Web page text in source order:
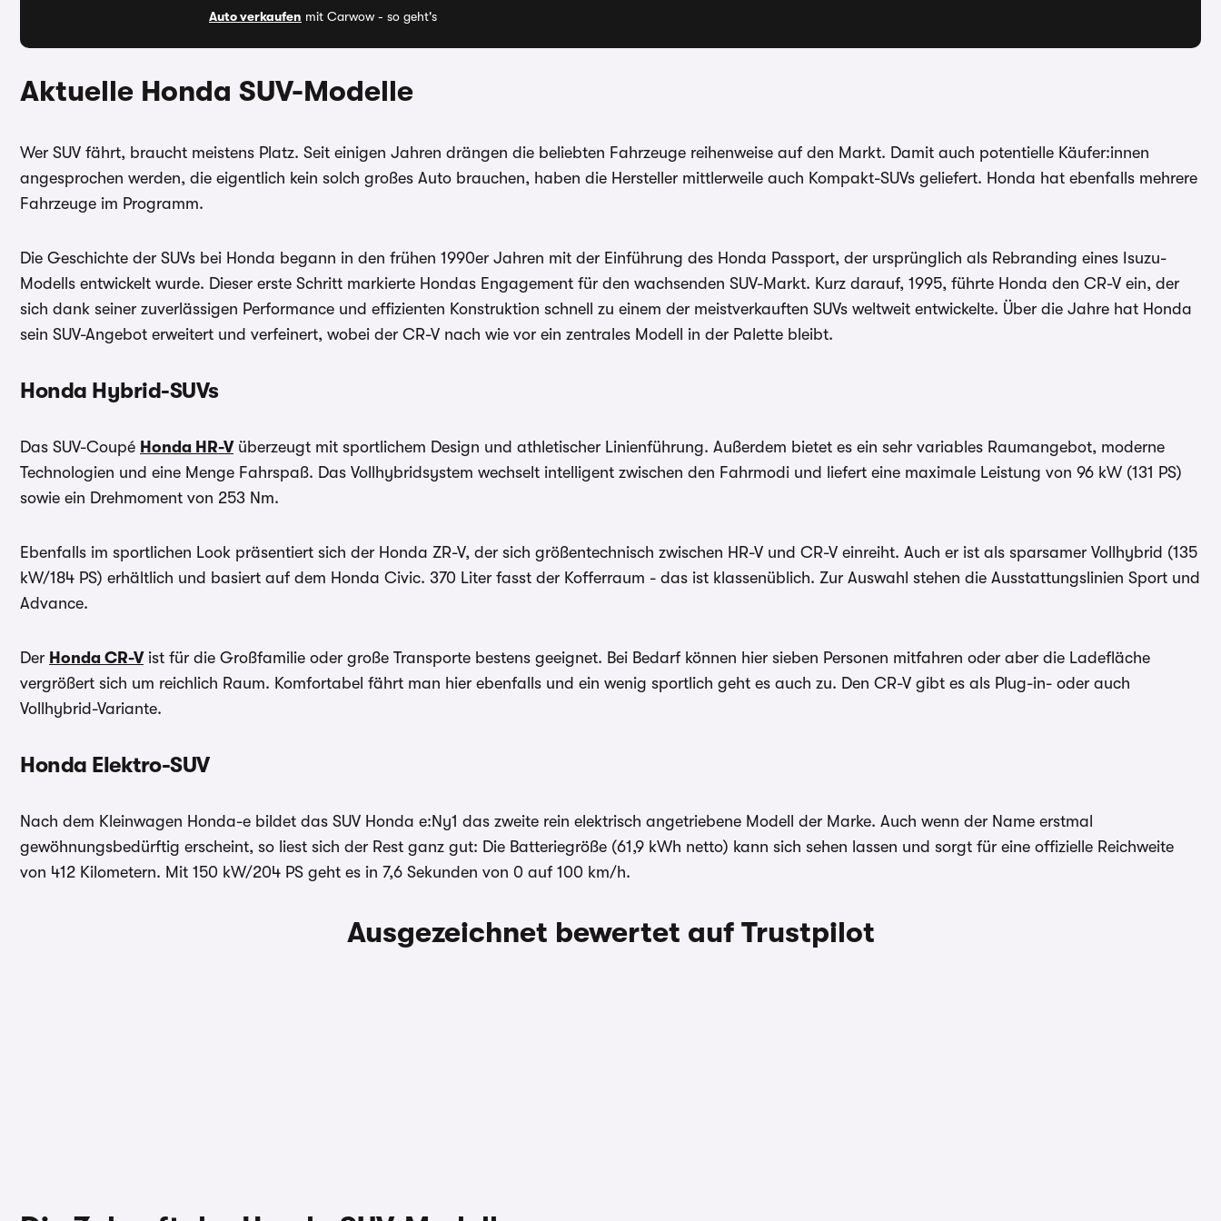
Auto verkaufen mit Carwow - so geht's
Aktuelle Honda SUV-Modelle
Wer SUV fährt, braucht meistens Platz. Seit einigen Jahren drängen die beliebten Fahrzeuge reihenweise auf den Markt. Damit auch potentielle Käufer:innen
angesprochen werden, die eigentlich kein solch großes Auto brauchen, haben die Hersteller mittlerweile auch Kompakt-SUVs geliefert. Honda hat ebenfalls mehrere
Fahrzeuge im Programm.
Die Geschichte der SUVs bei Honda begann in den frühen 1990er Jahren mit der Einführung des Honda Passport, der ursprünglich als Rebranding eines Isuzu-
Modells entwickelt wurde. Dieser erste Schritt markierte Hondas Engagement für den wachsenden SUV-Markt. Kurz darauf, 1995, führte Honda den CR-V ein, der
sich dank seiner zuverlässigen Performance und effizienten Konstruktion schnell zu einem der meistverkauften SUVs weltweit entwickelte. Über die Jahre hat Honda
sein SUV-Angebot erweitert und verfeinert, wobei der CR-V nach wie vor ein zentrales Modell in der Palette bleibt.
Honda Hybrid-SUVs
Das SUV-Coupé Honda HR-Vüberzeugt mit sportlichem Design und athletischer Linienführung. Außerdem bietet es ein sehr variables Raumangebot, moderne
Technologien und eine Menge Fahrspaß. Das Vollhybridsystem wechselt intelligent zwischen den Fahrmodi und liefert eine maximale Leistung von 96 kW (131 PS)
sowie ein Drehmoment von 253 Nm.
Ebenfalls im sportlichen Look präsentiert sich der Honda ZR-V, der sich größentechnisch zwischen HR-V und CR-V einreiht. Auch er ist als sparsamer Vollhybrid (135
kW/184 PS) erhältlich und basiert auf dem Honda Civic. 370 Liter fasst der Kofferraum - das ist klassenüblich. Zur Auswahl stehen die Ausstattungslinien Sport und
Advance.
Der Honda CR-Vist für die Großfamilie oder große Transporte bestens geeignet. Bei Bedarf können hier sieben Personen mitfahren oder aber die Ladefläche
vergrößert sich um reichlich Raum. Komfortabel fährt man hier ebenfalls und ein wenig sportlich geht es auch zu. Den CR-V gibt es als Plug-in- oder auch
Vollhybrid-Variante.
Honda Elektro-SUV
Nach dem Kleinwagen Honda-e bildet das SUV Honda e:Ny1 das zweite rein elektrisch angetriebene Modell der Marke. Auch wenn der Name erstmal
gewöhnungsbedürftig erscheint, so liest sich der Rest ganz gut: Die Batteriegröße (61,9 kWh netto) kann sich sehen lassen und sorgt für eine offizielle Reichweite
von 412 Kilometern. Mit 150 kW/204 PS geht es in 7,6 Sekunden von 0 auf 100 km/h.
Ausgezeichnet bewertet auf Trustpilot